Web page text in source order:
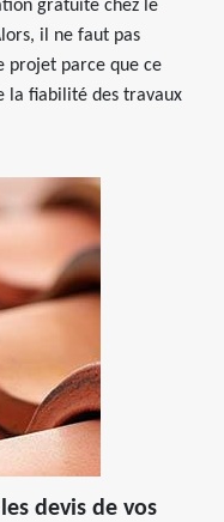
gratuite chez le
il ne faut pas
projet parce que ce
la fiabilité des travaux
devis de vos